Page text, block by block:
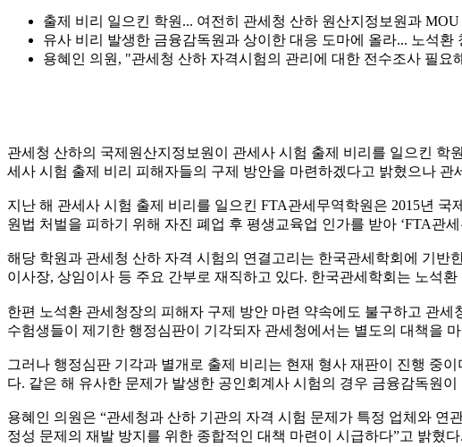
출제 비리 일으킨 학원... 여전히 관세청 산하 원산지정보원과 MOU
유사 비리 발생한 금융감독원과 상이한 대응 도마에 올라... 노석
용혜인 의원, "관세청 산하 자격시험의 관리에 대한 전수조사 필요
관세청 산하의 국제원산지정보원이 관세사 시험 출제 비리를 일으킨 학
세사 시험 출제 비리 피해자들의 구제 방안을 마련하겠다고 밝혔으나
지난 해 관세사 시험 출제 비리를 일으킨 FTA관세무역학원은 2015년 국
원법 처벌을 피하기 위해 자진 폐업 후 평생교육업 인가를 받아 ‘FTA관
해당 학원과 관세청 산하 자격 시험의 연결고리는 한국관세학회에 기반
이사장, 상임이사 등 주요 간부로 재직하고 있다. 한국관세학회는 노석
한편 노석환 관세청장의 피해자 구제 방안 마련 약속에도 불구하고 관
수험생들이 제기한 행정심판이 기각되자 관세청에서는 별도의 대책을
그러나 행정심판 기각과 별개로 출제 비리는 현재 형사 재판이 진행 중
다. 같은 해 유사한 문제가 발생한 공인회계사 시험의 경우 금융감독원
용혜인 의원은 “관세청과 산하 기관의 자격 시험 문제가 특정 업체와 연
정성 문제의 재발 방지를 위한 종합적인 대책 마련이 시급하다”고 밝혔다.